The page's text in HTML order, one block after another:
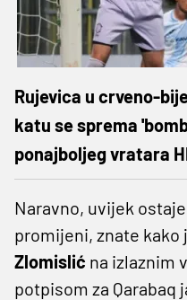
Rujevica u crveno-
katu se sprema
ponajboljeg vratara
Naravno, uvijek
promijeni, znate kako
Zlomislić na izlaznim
potpisom za Qarabaq